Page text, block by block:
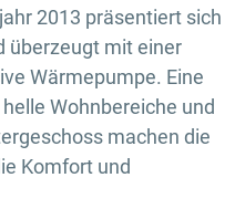
2013 präsentiert sich
überzeugt mit einer
Wärmepumpe. Eine
Wohnbereiche und
machen die
Komfort und